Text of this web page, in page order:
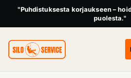
"Puhdistuksesta korjaukseen –
puolesta."